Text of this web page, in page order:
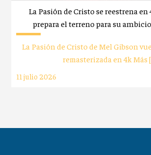
La Pasión de Cristo se reestrena
prepara el terreno para su
La Pasión de Cristo de Mel Gibson
remasterizada en 4k Más
11 julio 2026